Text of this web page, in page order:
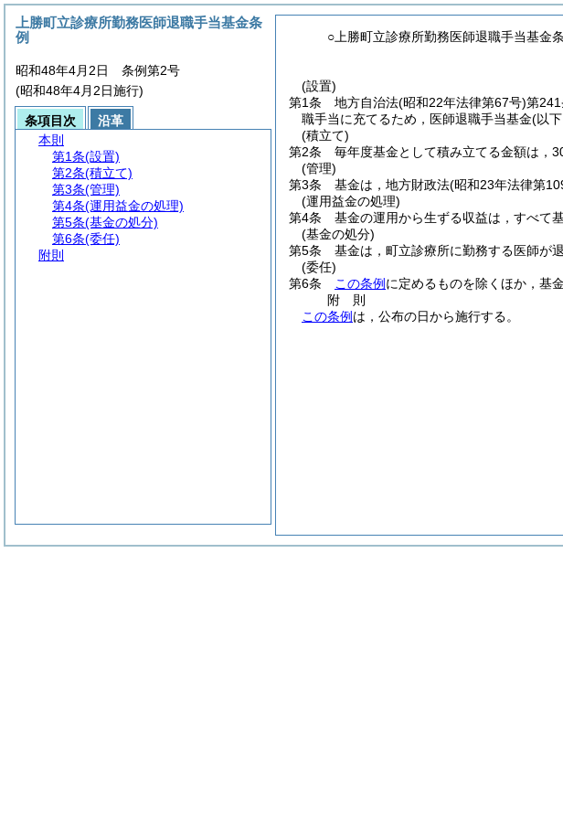
○上勝町立診療所勤務医師退職手当基金
(設置)
第1条
地方自治法(昭和22年法律第67号)第
職手当に充てるため，医師退職手当基金(以
(積立て)
第2条
毎年度基金として積み立てる金額は，
(管理)
第3条
基金は，地方財政法(昭和23年法律第
(運用益金の処理)
第4条
基金の運用から生ずる収益は，すべて
(基金の処分)
第5条
基金は，町立診療所に勤務する医師が
(委任)
第6条
この条例 に定めるものを除くほか，基
附 則
この条例 は，公布の日から施行する。
上勝町立診療所勤務医師退職手当基金条
例
昭和48年4月2日 条例第2号
(昭和48年4月2日施行)
条項目次
沿革
本則
第1条(設置)
第2条(積立て)
第3条(管理)
第4条(運用益金の処理)
第5条(基金の処分)
第6条(委任)
附則